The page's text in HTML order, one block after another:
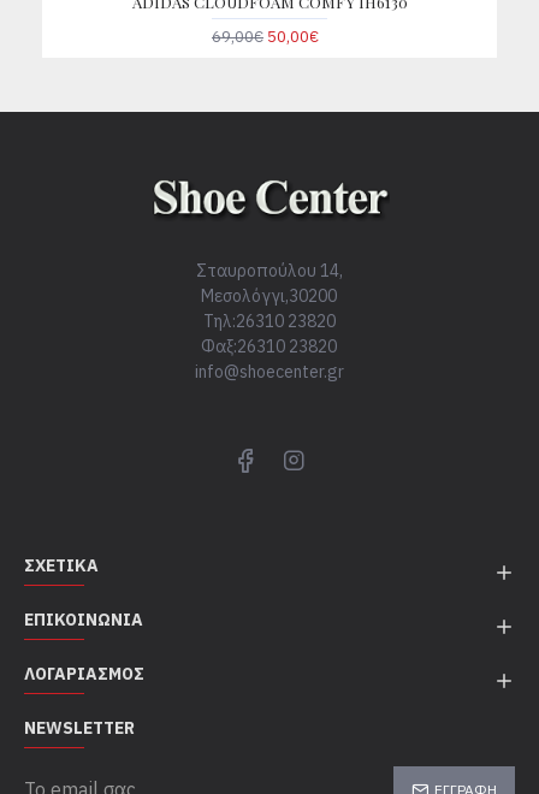
69,00€ 50,00€
Σταυροπούλου 14,
Μεσολόγγι,30200
Τηλ:26310 23820
Φαξ:26310 23820
info@shoecenter.gr
ΣΧΕΤΙΚΆ
ΕΠΙΚΟΙΝΩΝΊΑ
ΛΟΓΑΡΙΑΣΜΌΣ
NEWSLETTER
ΕΓΓΡΑΦΉ